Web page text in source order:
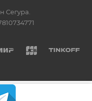
Сегура.